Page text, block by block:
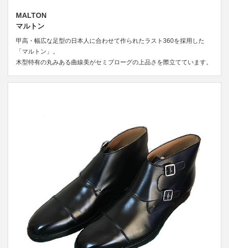
MALTON
マルトン
甲高・幅広な足型の日本人に合わせて作られたラスト360を採用した
「マルトン」。
木型特有の丸みある曲線美がセミブローグの上品さを際立てています。